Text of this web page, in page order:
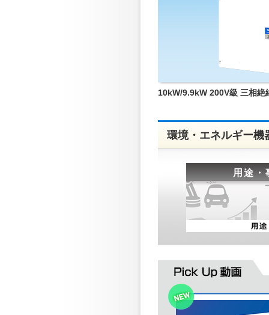
10kW/9.9kW 200V級 三相絶
環境・エネルギー機
用途・